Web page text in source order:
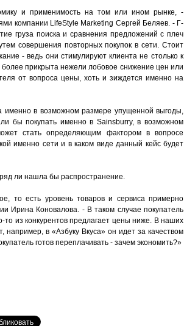
и применимость на том или ином рынке, -
компании LifeStyle Marketing Сергей Беляев. - Г-
груза поиска и сравнения предложений с плеч
совершения повторных покупок в сети. Стоит
- ведь они стимулируют клиента не столько к
более прикрыта нежели лобовое снижение цен или
от вопроса цены, хоть и зиждется именно на
именно в возможном размере упущенной выгоды,
бы покупать именно в Sainsburry, в возможном
стать определяющим фактором в вопросе
именно сети и в каком виде данный кейс будет
ли нашла бы распространение.
то есть уровень товаров и сервиса примерно
Ирина Коновалова. - В таком случае покупатель
то из конкурентов предлагает цены ниже. В наших
в «Азбуку Вкуса» он идет за качеством
готов переплачивать - зачем экономить?»